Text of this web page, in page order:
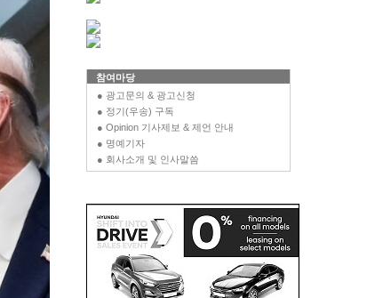
참여마당
● 광고문의 & 광고신청
● 정기(우송) 구독
● Opinion 기사제보 & 제언 안내
● 명예기자
● 회사소개 및 인사말씀